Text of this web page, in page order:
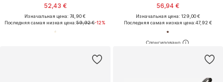
52,43 €
Изначальная цена: 74,90 €
Последняя самая низкая цена:59,92 €-12%
56,94 €
Изначальная цена: 129,00 €
Последняя самая низкая цена:47,92 €